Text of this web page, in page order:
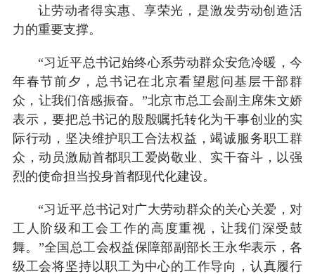
让劳动者得实惠、享荣光，是激发劳动创造活
力的重要支撑。
“习近平总书记始终心系劳动群众安危冷暖，今
年春节前夕，总书记在北京看望慰问基层干部群
众，让我们倍感振奋。”北京市总工会副主席朱文娇
表示，要把总书记的殷殷嘱托转化为干事创业的实
际行动，坚决维护职工合法权益，竭诚服务职工群
众，动员激励首都职工爱岗敬业、实干奋斗，以强
烈的使命担当投身首都现代化建设。
“习近平总书记对广大劳动群众的关心关爱，对
工人阶级和工会工作的高度重视，让我们深受鼓
舞。”全国总工会权益保障部副部长王永华表示，各
级工会将坚持以职工为中心的工作导向，认真履行